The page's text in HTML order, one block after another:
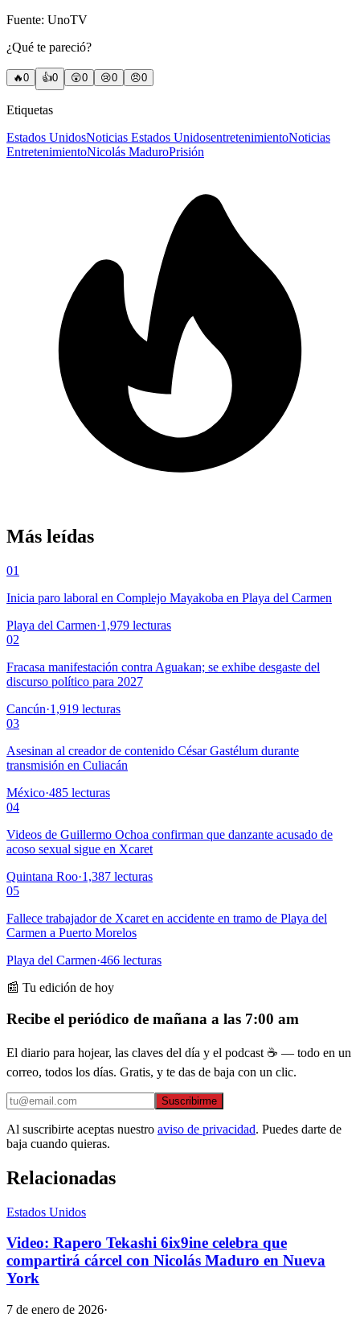
Fuente: UnoTV
¿Qué te pareció?
🔥0 👍0 😲0 😢0 😠0
Etiquetas
Estados UnidosNoticias Estados UnidosentretenimientoNoticias
EntretenimientoNicolás MaduroPrisión
Más leídas
01
Inicia paro laboral en Complejo Mayakoba en Playa del Carmen
Playa del Carmen·1,979 lecturas
02
Fracasa manifestación contra Aguakan; se exhibe desgaste del
discurso político para 2027
Cancún·1,919 lecturas
03
Asesinan al creador de contenido César Gastélum durante
transmisión en Culiacán
México·485 lecturas
04
Videos de Guillermo Ochoa confirman que danzante acusado de
acoso sexual sigue en Xcaret
Quintana Roo·1,387 lecturas
05
Fallece trabajador de Xcaret en accidente en tramo de Playa del
Carmen a Puerto Morelos
Playa del Carmen·466 lecturas
📰 Tu edición de hoy
Recibe el periódico de mañana a las 7:00 am
El diario para hojear, las claves del día y el podcast ☕ — todo en un
correo, todos los días. Gratis, y te das de baja con un clic.
Suscribirme
Al suscribirte aceptas nuestro aviso de privacidad. Puedes darte de
baja cuando quieras.
Relacionadas
Estados Unidos
Video: Rapero Tekashi 6ix9ine celebra que
compartirá cárcel con Nicolás Maduro en Nueva
York
7 de enero de 2026·